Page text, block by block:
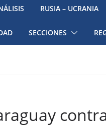
RUSIA – UCRANIA
SECCIONES